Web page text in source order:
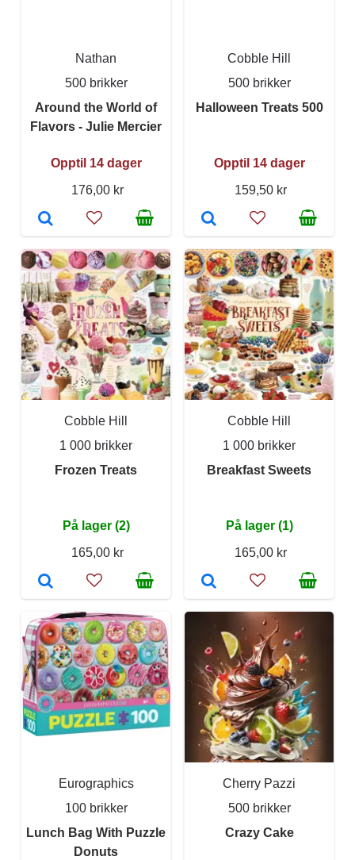
Nathan
500 brikker
Around the World of
Flavors - Julie Mercier
Opptil 14 dager
176,00 kr
Cobble Hill
500 brikker
Halloween Treats 500
Opptil 14 dager
159,50 kr
Cobble Hill
1 000 brikker
Frozen Treats
På lager (2)
165,00 kr
Cobble Hill
1 000 brikker
Breakfast Sweets
På lager (1)
165,00 kr
Eurographics
100 brikker
Lunch Bag With Puzzle
Donuts
Cherry Pazzi
500 brikker
Crazy Cake